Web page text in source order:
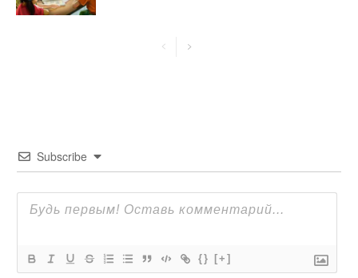
Subscribe
{} [+]